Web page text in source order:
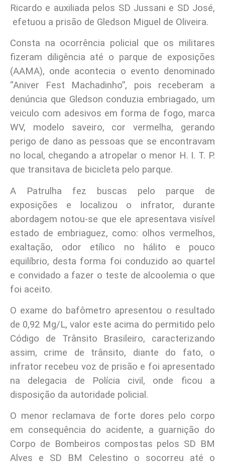
Ricardo e auxiliada pelos SD Jussani e SD José,
efetuou a prisão de Gledson Miguel de Oliveira.
Consta na ocorrência policial que os militares
fizeram diligência até o parque de exposições
(AAMA), onde acontecia o evento denominado
“Aniver Fest Machadinho”, pois receberam a
denúncia que Gledson conduzia embriagado, um
veiculo com adesivos em forma de fogo, marca
WV, modelo saveiro, cor vermelha, gerando
perigo de dano as pessoas que se encontravam
no local, chegando a atropelar o menor H. I. T. P.
que transitava de bicicleta pelo parque.
A Patrulha fez buscas pelo parque de
exposições e localizou o infrator, durante
abordagem notou-se que ele apresentava visível
estado de embriaguez, como: olhos vermelhos,
exaltação, odor etílico no hálito e pouco
equilíbrio, desta forma foi conduzido ao quartel
e convidado a fazer o teste de alcoolemia o que
foi aceito.
O exame do bafômetro apresentou o resultado
de 0,92 Mg/L, valor este acima do permitido pelo
Código de Trânsito Brasileiro, caracterizando
assim, crime de trânsito, diante do fato, o
infrator recebeu voz de prisão e foi apresentado
na delegacia de Polícia civil, onde ficou a
disposição da autoridade policial.
O menor reclamava de forte dores pelo corpo
em consequência do acidente, a guarnição do
Corpo de Bombeiros compostas pelos SD BM
Alves e SD BM Celestino o socorreu até o